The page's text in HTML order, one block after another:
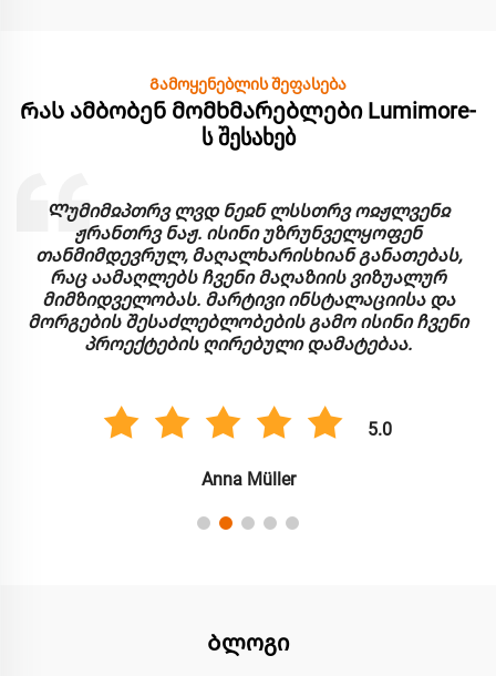
Გამოყენებლის შეფასება
Რას ამბობენ მომხმარებლები Lumimore-
ს შესახებ
Ლუმიმჲპთრვ ლვდ ნეჲნ ლსსთრვ ოჲჟლვენჲ
ჟრანთრვ ნაჟ. ისინი უზრუნველყოფენ
თანმიმდევრულ, მაღალხარისხიან განათებას,
რაც აამაღლებს ჩვენი მაღაზიის ვიზუალურ
მიმზიდველობას. მარტივი ინსტალაციისა და
მორგების შესაძლებლობების გამო ისინი ჩვენი
პროექტების ღირებული დამატებაა.
5.0
Anna Müller
Ბლოგი